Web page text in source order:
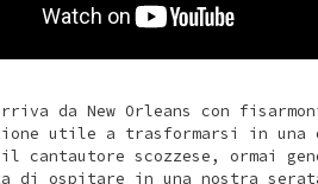
da New Orleans con
utile a trasformarsi in una
il cantautore scozzese, ormai
di ospitare in una nostra